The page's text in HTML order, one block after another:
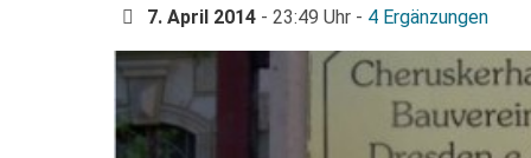
7. April 2014 - 23:49 Uhr - 4 Ergänzungen